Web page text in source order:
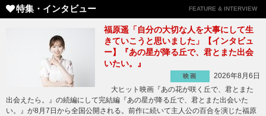
特集・インタビュー FEATURE & INTERVIEW
福原遥「自分の大切な人を大事にして生
きていこうと思いました」【インタビュ
ー】『あの星が降る丘で、君とまた出会
いたい。』
映画
2026年8月6日
大ヒット映画『あの花が咲く丘で、君とまた
出会えたら。』の続編にして完結編『あの星が降る丘で、君とまた出会いた
い。』が8月7日から全国公開される。前作に続いて主人公の百合を演じた福原